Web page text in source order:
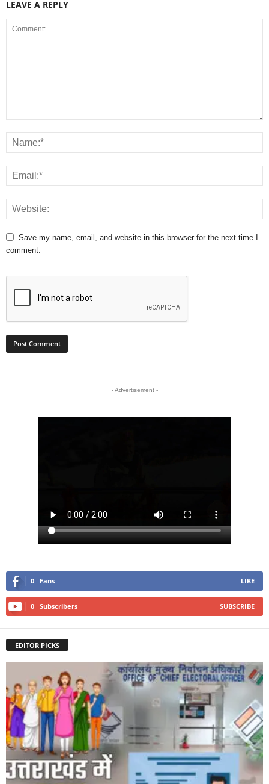
LEAVE A REPLY
Save my name, email, and website in this browser for the next time I
comment.
- Advertisement -
0 Fans LIKE
0 Subscribers SUBSCRIBE
EDITOR PICKS